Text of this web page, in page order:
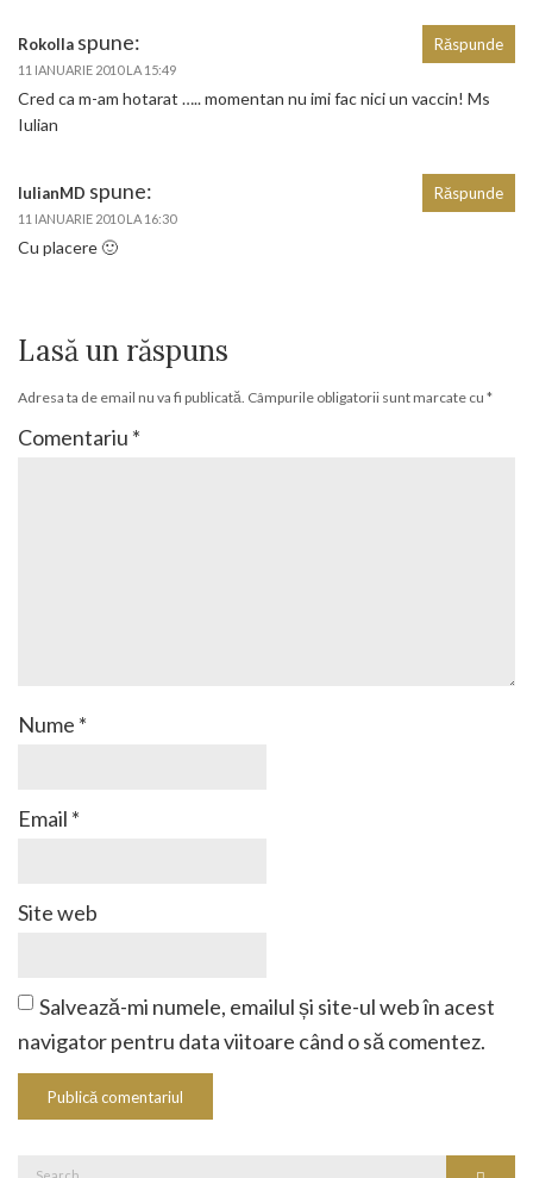
Rokolla spune:
11 IANUARIE 2010 LA 15:49
Cred ca m-am hotarat ….. momentan nu imi fac nici un vaccin! Ms
Iulian
Răspunde
IulianMD spune:
11 IANUARIE 2010 LA 16:30
Cu placere 🙂
Răspunde
Lasă un răspuns
Adresa ta de email nu va fi publicată. Câmpurile obligatorii sunt marcate cu *
Comentariu *
Nume *
Email *
Site web
Salvează-mi numele, emailul și site-ul web în acest
navigator pentru data viitoare când o să comentez.